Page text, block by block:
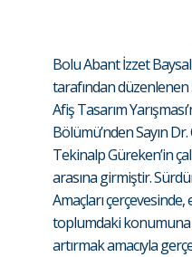
Bolu Abant İzzet
tarafından düzenlenen
Afiş Tasarım
Bölümü’nden Sayın
Tekinalp Güreken’in
arasına girmiştir.
Amaçları
toplumdaki konumuna
artırmak amacıyla